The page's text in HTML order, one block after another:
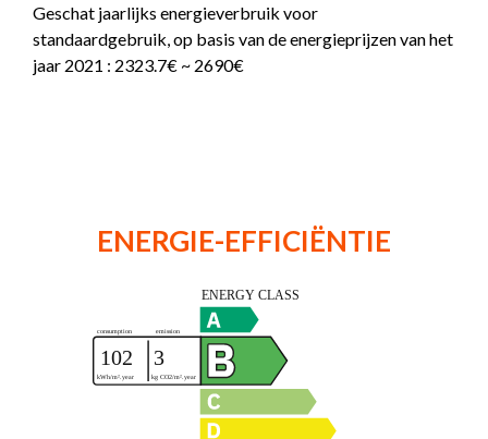
Geschat jaarlijks energieverbruik voor
standaardgebruik, op basis van de energieprijzen van het
jaar 2021 : 2323.7€ ~ 2690€
ENERGIE-EFFICIËNTIE